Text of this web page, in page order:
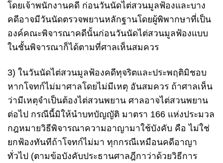
โดยเจ้าพนักงานคดี ก่อนวันนัดไต่สวนมูลฟ้องและบาง
คดีอาจมีวันนัดตรวจพยานหลักฐานโดยผู้พิพากษาที่เป็น
องค์คณะพิจารณาคดีนั้นก่อนวันนัดไต่สวนมูลฟ้องแบบ
ในชั้นพิจารณาก็ได้ตามที่ศาลเห็นสมควร
3) ในวันนัดไต่สวนมูลฟ้องคดีทุจริตและประพฤติมิชอบ
หากโจทก์ไม่มาศาลโดยไม่มีเหตุ อันสมควร ถ้าศาลเห็น
ว่ามีเหตุจำเป็นต้องไต่สวนพยาน ศาลอาจไต่สวนพยาน
ต่อไป กรณีนี้มิให้นำบทบัญญัติ มาตรา 166 แห่งประมวล
กฎหมายวิธีพิจารณาความอาญามาใช้บังคับ คือ ไม่ใช่
ยกฟ้องทันทีถ้าโจทก์ไม่มา ทุกกรณีเหมือนคดีอาญา
ทั่วไป (ตามข้อบังคับประธานศาลฎีกาว่าด้วยวิธีการ